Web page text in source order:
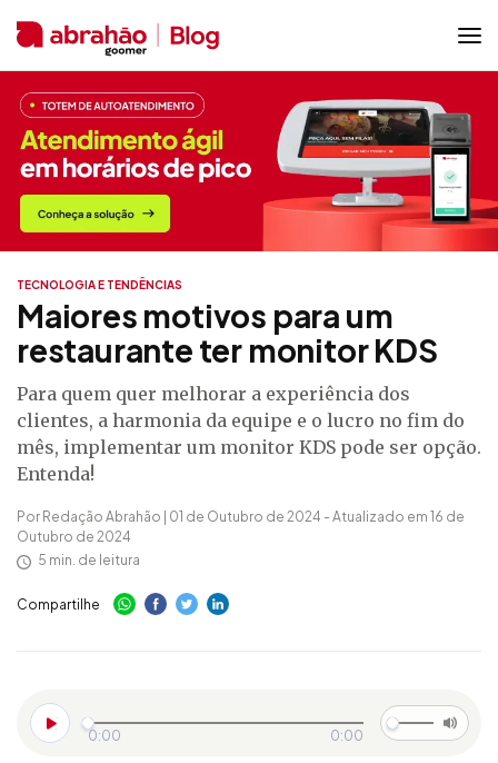
TECNOLOGIA E TENDÊNCIAS
Maiores motivos para um
restaurante ter monitor KDS
Para quem quer melhorar a experiência dos
clientes, a harmonia da equipe e o lucro no fim do
mês, implementar um monitor KDS pode ser opção.
Entenda!
Por Redação Abrahão | 01 de Outubro de 2024 - Atualizado em 16 de
Outubro de 2024
5 min. de leitura
Compartilhe
0:00 0:00